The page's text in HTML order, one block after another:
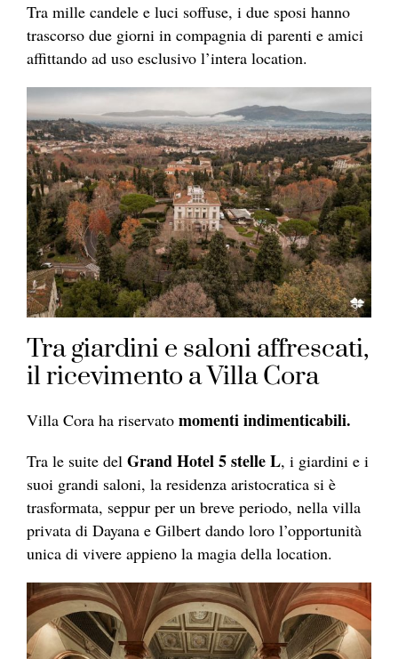
Tra mille candele e luci soffuse, i due sposi hanno
trascorso due giorni in compagnia di parenti e amici
affittando ad uso esclusivo l’intera location.
Tra giardini e saloni affrescati,
il ricevimento a Villa Cora
Villa Cora ha riservato momenti indimenticabili.
Tra le suite del Grand Hotel 5 stelle L, i giardini e i
suoi grandi saloni, la residenza aristocratica si è
trasformata, seppur per un breve periodo, nella villa
privata di Dayana e Gilbert dando loro l’opportunità
unica di vivere appieno la magia della location.